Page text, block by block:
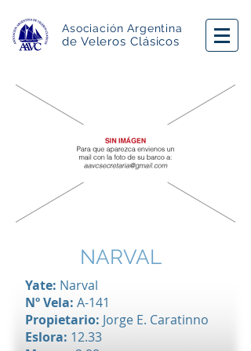
Asociación Argentina
de Veleros Clásicos
NARVAL
Yate: Narval
Nº Vela: A-141
Propietario: Jorge E. Caratinno
Eslora: 12.33